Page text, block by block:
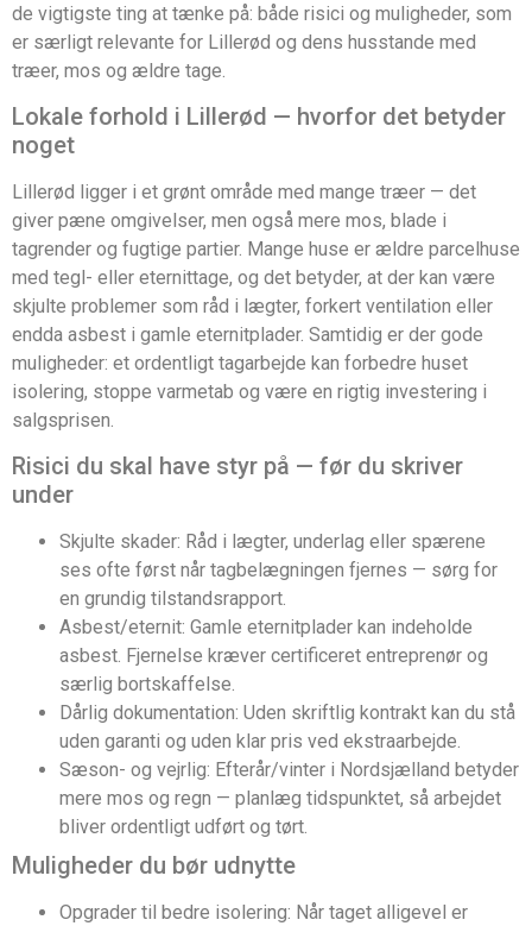
de vigtigste ting at tænke på: både risici og muligheder, som
er særligt relevante for Lillerød og dens husstande med
træer, mos og ældre tage.
Lokale forhold i Lillerød — hvorfor det betyder
noget
Lillerød ligger i et grønt område med mange træer — det
giver pæne omgivelser, men også mere mos, blade i
tagrender og fugtige partier. Mange huse er ældre parcelhuse
med tegl- eller eternittage, og det betyder, at der kan være
skjulte problemer som råd i lægter, forkert ventilation eller
endda asbest i gamle eternitplader. Samtidig er der gode
muligheder: et ordentligt tagarbejde kan forbedre huset
isolering, stoppe varmetab og være en rigtig investering i
salgsprisen.
Risici du skal have styr på — før du skriver
under
Skjulte skader: Råd i lægter, underlag eller spærene
ses ofte først når tagbelægningen fjernes — sørg for
en grundig tilstandsrapport.
Asbest/eternit: Gamle eternitplader kan indeholde
asbest. Fjernelse kræver certificeret entreprenør og
særlig bortskaffelse.
Dårlig dokumentation: Uden skriftlig kontrakt kan du stå
uden garanti og uden klar pris ved ekstraarbejde.
Sæson- og vejrlig: Efterår/vinter i Nordsjælland betyder
mere mos og regn — planlæg tidspunktet, så arbejdet
bliver ordentligt udført og tørt.
Muligheder du bør udnytte
Opgrader til bedre isolering: Når taget alligevel er